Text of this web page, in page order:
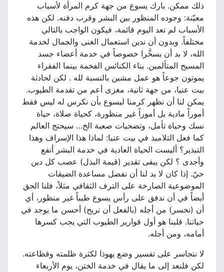
ذلك ممكن. بارك يسوع من جهة كرم المرأة لأسباب
معيّنة: وجوده المنظور بين البشر وقرب دفنه. لكن هذه
الأسباب لم تعد اليوم قائمة، فيكون الواجب بالتالي
مختلفاً. وبدون أن ندين استعمال الغنى والجمال لخدمة
الله، لا بد أن يسخَّرا خصوصاً في خدمة أعضاء جسد
المسيح المتألمين. بناء الكنائس الفخمة بينما الفقراء
يموتون جوعاً هو عمل مشين بالنسبة لله . لكن لحادثة
بيت عنيا، من جهة ثانية، مغزى أعم من تقدمة الطيوب.
يمكن لنا أن نظهر كرمنا ليسوع بأن نكرس له ليس فقط
أموراً مادية بل أموراً غير منظورة، كحياة صلاة، حياة
نسك وحياة تأمل، وتضحيات صعبة الخ… سيحتج العالم
كما فعل التلاميذ في بيت عنيا: لماذا هذا الإسراف وهذا
التبذير؟ أليست الحياة العادية في خدمة البشر أنفع
وأجدى ؟ لكن يبقى تقدير (قيمة البذل) عصب كل دين
حيّ. إذا كان لا بد لنا أن نفضل مساعدة الضيقات
الموضوعية الصارخة على الترف الثقافي مثلاً، فلنا الحق
أيضاً في أن ندفق على رأس يسوع طيباً غير منظور، أي
أن (نخسر) من أجله (بالفعل أن نربح) أحسن ما يوجد في
حياتنا. قلبنا هو أول قوارير الطيوب التي يجب كسرها
أمامه، ومن أجله.
لا نتجاسر على تفسير وضع يهوذا لكثرة ظلمته وفظاعته.
لكن فلنعد إلى ما يقال في خدمة الختن، يوم الأربعاء